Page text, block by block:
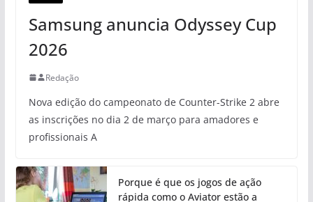
Samsung anuncia Odyssey Cup
2026
Redação
Nova edição do campeonato de Counter-Strike 2 abre
as inscrições no dia 2 de março para amadores e
profissionais A
Porque é que os jogos de ação
rápida como o Aviator estão a